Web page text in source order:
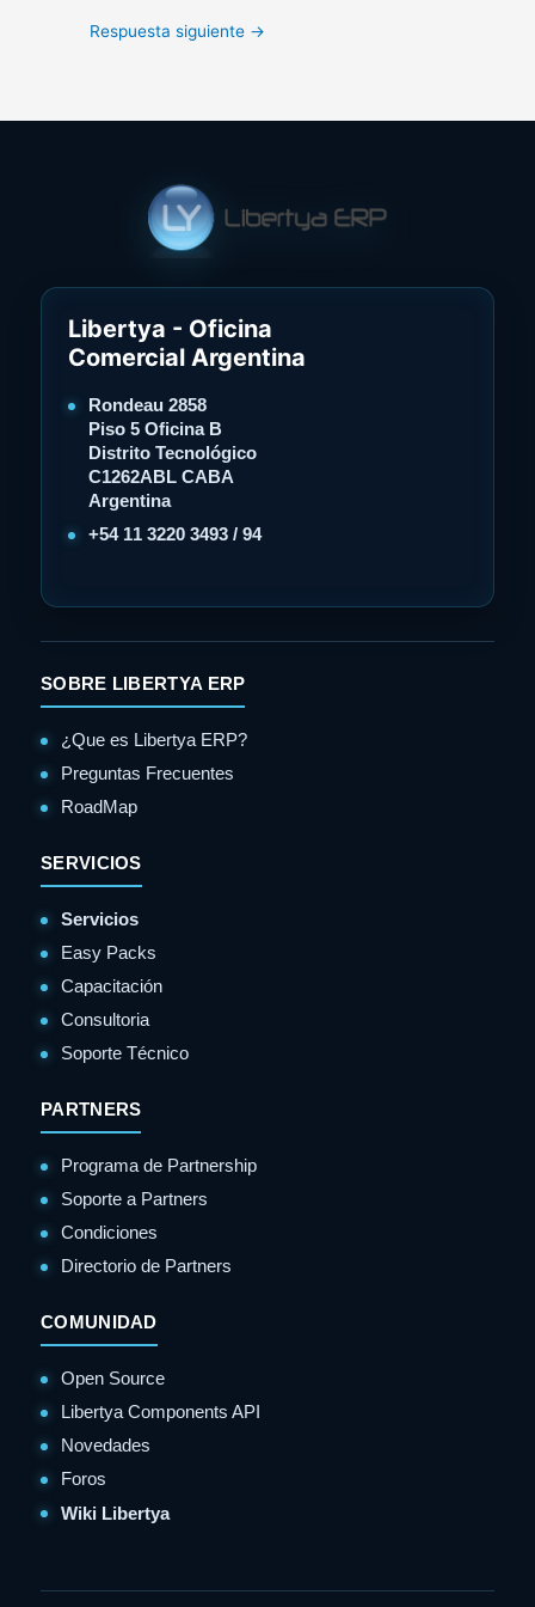
Respuesta siguiente →
Libertya - Oficina
Comercial Argentina
Rondeau 2858
Piso 5 Oficina B
Distrito Tecnológico
C1262ABL CABA
Argentina
+54 11 3220 3493 / 94
SOBRE LIBERTYA ERP
¿Que es Libertya ERP?
Preguntas Frecuentes
RoadMap
SERVICIOS
Servicios
Easy Packs
Capacitación
Consultoria
Soporte Técnico
PARTNERS
Programa de Partnership
Soporte a Partners
Condiciones
Directorio de Partners
COMUNIDAD
Open Source
Libertya Components API
Novedades
Foros
Wiki Libertya